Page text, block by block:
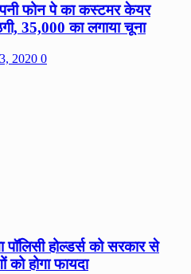
फोन पे का कस्टमर केयर
35,000 का लगाया चूना
2020 0
होल्डर्स को सरकार से
को होगा फायदा